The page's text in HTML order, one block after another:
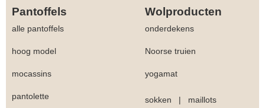
Pantoffels Wolproducten
alle pantoffels onderdekens
hoog model Noorse truien
mocassins yogamat
pantolette sokken | maillots